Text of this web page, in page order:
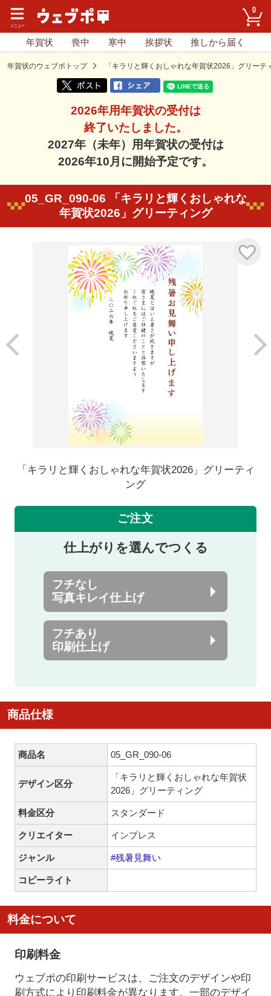
0
年賀状 喪中 寒中 挨拶状 推しから届く
年賀状のウェブポトップ 「キラリと輝くおしゃれな年賀状2026」グリーテ
2026年用年賀状の受付は
終了いたしました。
2027年（未年）用年賀状の受付は
2026年10月に開始予定です。
05_GR_090-06 「キラリと輝くおしゃれな
年賀状2026」グリーティング
「キラリと輝くおしゃれな年賀状2026」グリーティ
ング
ご注文
仕上がりを選んでつくる
フチなし
写真キレイ仕上げ
フチあり
印刷仕上げ
商品仕様
商品名 05_GR_090-06
デザイン区分
「キラリと輝くおしゃれな年賀状
2026」グリーティング
料金区分 スタンダード
クリエイター インプレス
ジャンル #残暑見舞い
コピーライト
料金について
印刷料金
ウェブポの印刷サービスは、ご注文のデザインや印
刷方式により印刷料金が異なります。一部のデザイ